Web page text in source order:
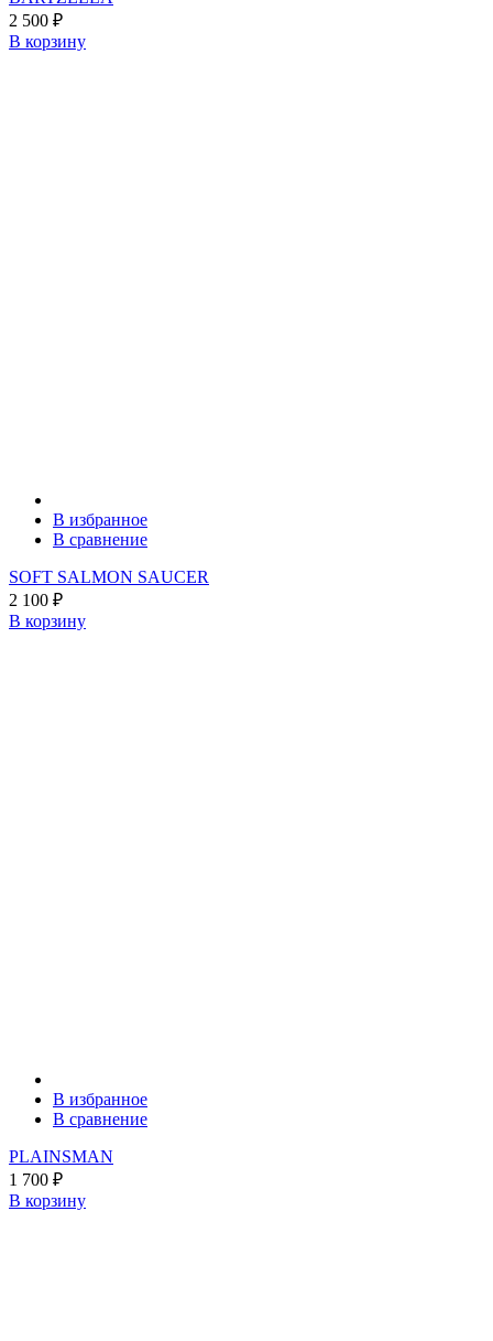
2 500 ₽
В корзину
В избранное
В сравнение
SOFT SALMON SAUCER
2 100 ₽
В корзину
В избранное
В сравнение
PLAINSMAN
1 700 ₽
В корзину